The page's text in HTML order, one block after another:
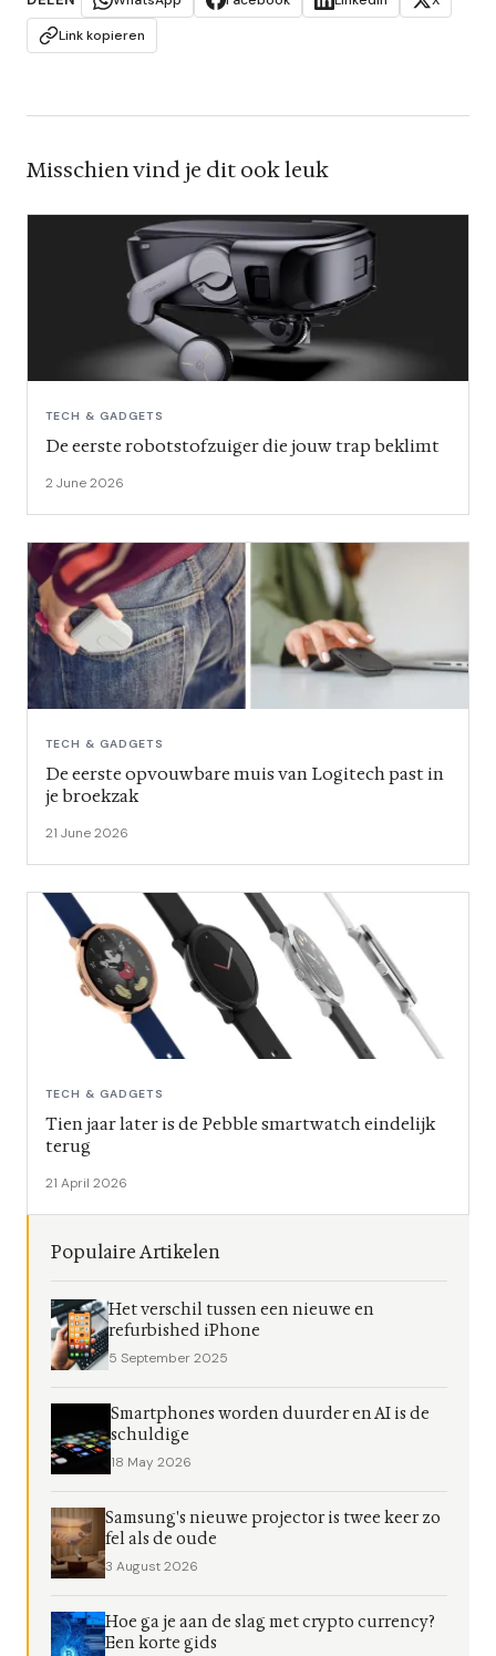
Link kopieren
Misschien vind je dit ook leuk
TECH & GADGETS
De eerste robotstofzuiger die jouw trap beklimt
2 June 2026
TECH & GADGETS
De eerste opvouwbare muis van Logitech past in
je broekzak
21 June 2026
TECH & GADGETS
Tien jaar later is de Pebble smartwatch eindelijk
terug
21 April 2026
Populaire Artikelen
Het verschil tussen een nieuwe en
refurbished iPhone
5 September 2025
Smartphones worden duurder en AI is de
schuldige
18 May 2026
Samsung's nieuwe projector is twee keer zo
fel als de oude
3 August 2026
Hoe ga je aan de slag met crypto currency?
Een korte gids